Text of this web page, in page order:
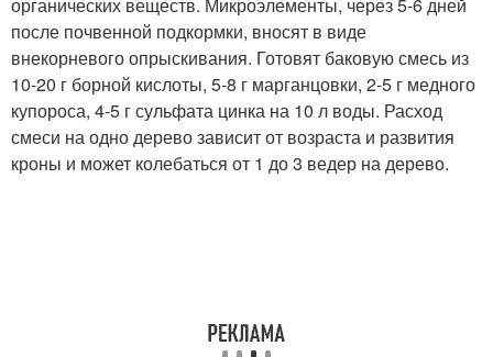
после почвенной подкормки, вносят в виде
внекорневого опрыскивания. Готовят баковую смесь из
10-20 г борной кислоты, 5-8 г марганцовки, 2-5 г медного
купороса, 4-5 г сульфата цинка на 10 л воды. Расход
смеси на одно дерево зависит от возраста и развития
кроны и может колебаться от 1 до 3 ведер на дерево.